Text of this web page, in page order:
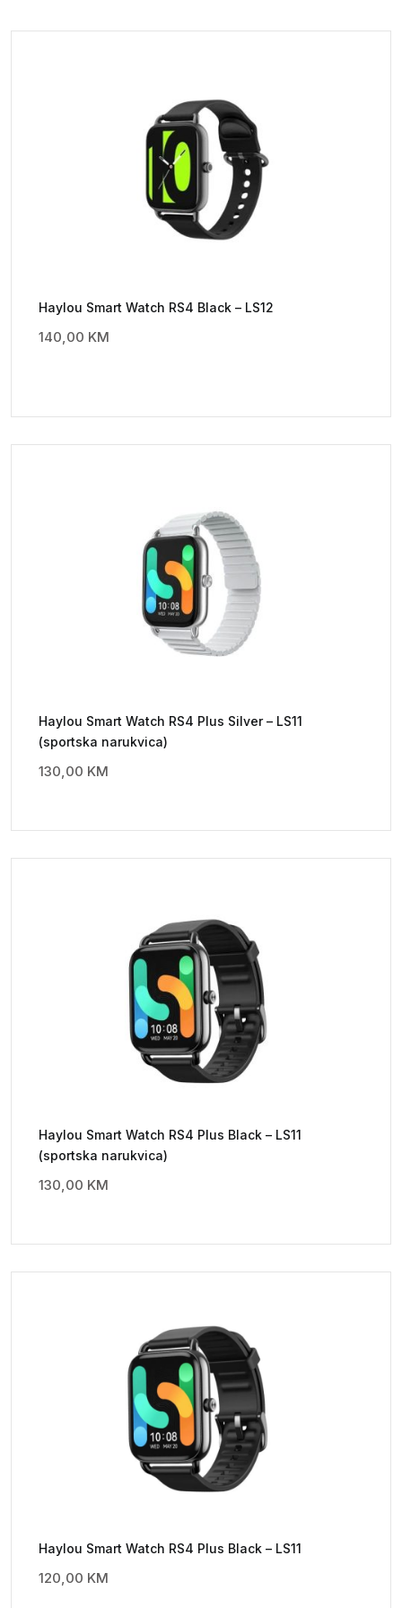
Haylou Smart Watch RS4 Black – LS12
140,00 KM
Haylou Smart Watch RS4 Plus Silver – LS11
(sportska narukvica)
130,00 KM
Haylou Smart Watch RS4 Plus Black – LS11
(sportska narukvica)
130,00 KM
Haylou Smart Watch RS4 Plus Black – LS11
120,00 KM